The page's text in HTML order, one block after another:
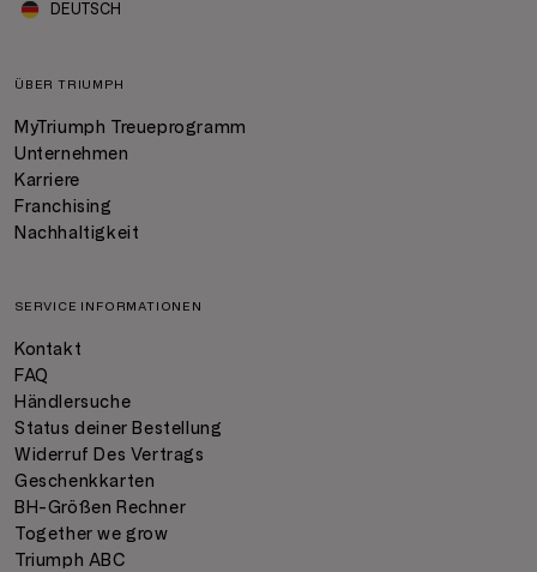
DEUTSCH
ÜBER TRIUMPH
MyTriumph Treueprogramm
Unternehmen
Karriere
Franchising
Nachhaltigkeit
SERVICE INFORMATIONEN
Kontakt
FAQ
Händlersuche
Status deiner Bestellung
Widerruf Des Vertrags
Geschenkkarten
BH-Größen Rechner
Together we grow
Triumph ABC